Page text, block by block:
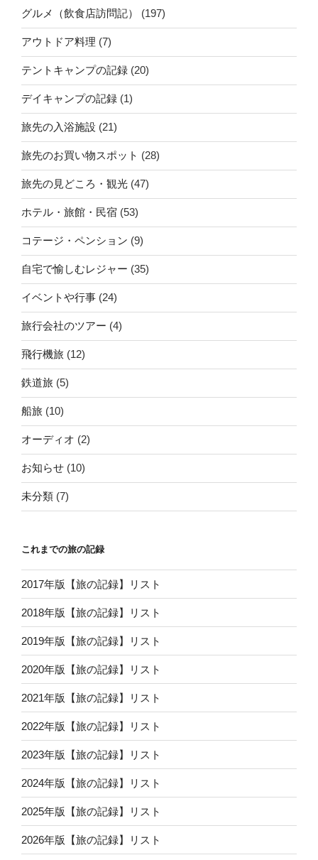
グルメ（飲食店訪問記） (197)
アウトドア料理 (7)
テントキャンプの記録 (20)
デイキャンプの記録 (1)
旅先の入浴施設 (21)
旅先のお買い物スポット (28)
旅先の見どころ・観光 (47)
ホテル・旅館・民宿 (53)
コテージ・ペンション (9)
自宅で愉しむレジャー (35)
イベントや行事 (24)
旅行会社のツアー (4)
飛行機旅 (12)
鉄道旅 (5)
船旅 (10)
オーディオ (2)
お知らせ (10)
未分類 (7)
これまでの旅の記録
2017年版【旅の記録】リスト
2018年版【旅の記録】リスト
2019年版【旅の記録】リスト
2020年版【旅の記録】リスト
2021年版【旅の記録】リスト
2022年版【旅の記録】リスト
2023年版【旅の記録】リスト
2024年版【旅の記録】リスト
2025年版【旅の記録】リスト
2026年版【旅の記録】リスト